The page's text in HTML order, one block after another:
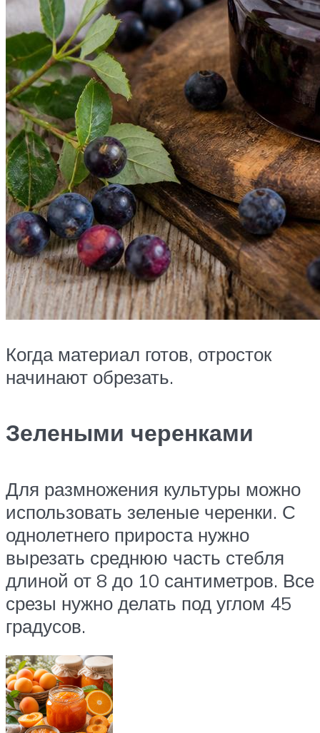
Когда материал готов, отросток
начинают обрезать.
Зелеными черенками
Для размножения культуры можно
использовать зеленые черенки. С
однолетнего прироста нужно
вырезать среднюю часть стебля
длиной от 8 до 10 сантиметров. Все
срезы нужно делать под углом 45
градусов.